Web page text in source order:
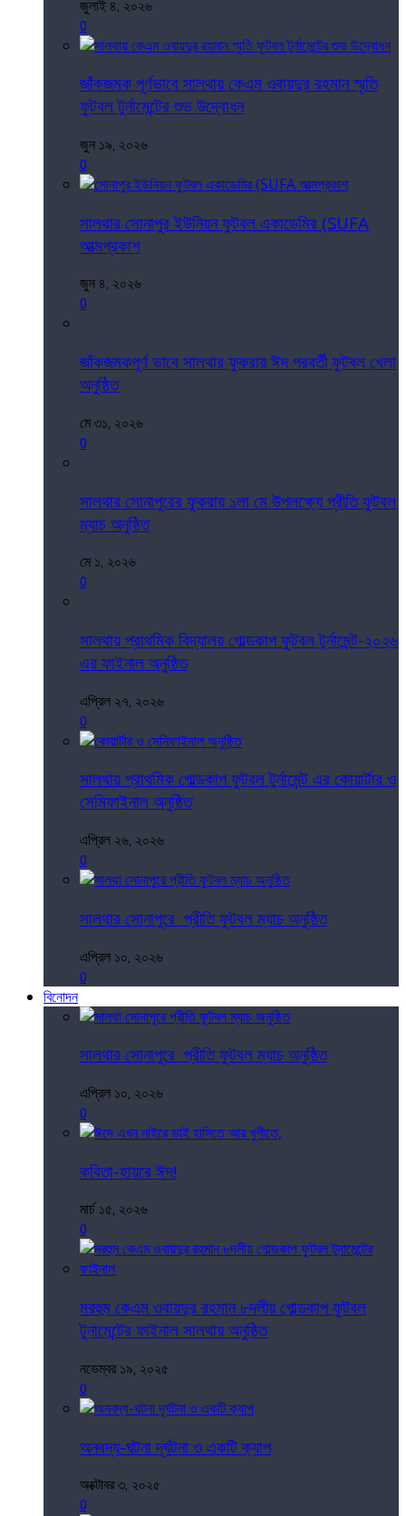
জুলাই ৪, ২০২৬
0
জাঁকজমক পূর্ণভাবে সালথায় কেএম ওবায়দুর রহমান স্মৃতি
ফুটবল টুর্নামেন্টের শুভ উদ্বোধন
জুন ১৯, ২০২৬
0
সালথার সোনাপুর ইউনিয়ন ফুটবল একাডেমির (SUFA
আত্মপ্রকাশ
জুন ৪, ২০২৬
0
জাঁকজমকপূর্ণ ভাবে সালথার ফুকরায় ঈদ পরবর্তী ফুটবল খেলা
অনুষ্ঠিত
মে ৩১, ২০২৬
0
সালথার সোনাপুরের ফুকরায় ১লা মে উপলক্ষ্যে প্রীতি ফুটবল
ম্যাচ অনুষ্ঠিত
মে ১, ২০২৬
0
সালথায় প্রাথমিক বিদ্যালয় গোল্ডকাপ ফুটবল টুর্নামেন্ট-২০২৬
এর ফাইনাল অনুষ্ঠিত
এপ্রিল ২৭, ২০২৬
0
সালথায় প্রাথমিক গোল্ডকাপ ফুটবল টুর্নামেন্ট এর কোয়ার্টার ও
সেমিফাইনাল অনুষ্ঠিত
এপ্রিল ২৬, ২০২৬
0
সালথার সোনাপুরে প্রীতি ফুটবল ম্যাচ অনুষ্ঠিত
এপ্রিল ১০, ২০২৬
0
বিনোদন
সালথার সোনাপুরে প্রীতি ফুটবল ম্যাচ অনুষ্ঠিত
এপ্রিল ১০, ২০২৬
0
কবিতা-হায়রে ঈদ!
মার্চ ১৫, ২০২৬
0
মরহুম কেএম ওবায়দুর রহমান ৮দলীয় গোল্ডকাপ ফুটবল
টুনামেন্টের ফাইনাল সালথায় অনুষ্ঠিত
নভেম্বর ১৯, ২০২৫
0
অনবদ্য-ঘটনা দূর্ঘটনা ও একটি ক্যাপ
অক্টোবর ৩, ২০২৫
0